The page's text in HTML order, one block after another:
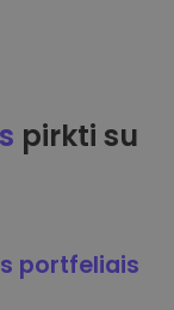
pirkti su
portfeliais